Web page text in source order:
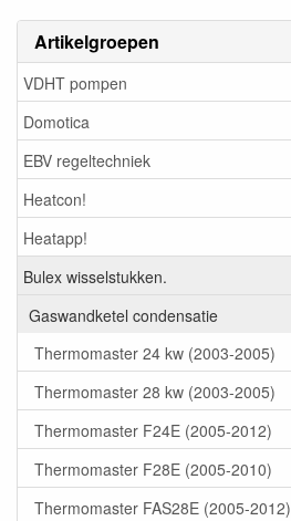
Artikelgroepen
VDHT pompen
Domotica
EBV regeltechniek
Heatcon!
Heatapp!
Bulex wisselstukken.
Gaswandketel condensatie
Thermomaster 24 kw (2003-2005)
Thermomaster 28 kw (2003-2005)
Thermomaster F24E (2005-2012)
Thermomaster F28E (2005-2010)
Thermomaster FAS28E (2005-2012)